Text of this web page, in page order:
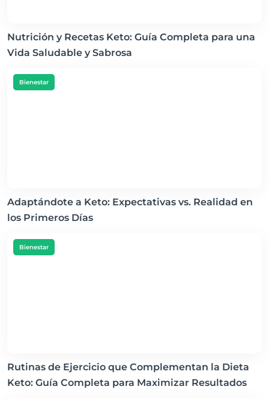
Nutrición y Recetas Keto: Guía Completa para una
Vida Saludable y Sabrosa
Bienestar
Adaptándote a Keto: Expectativas vs. Realidad en
los Primeros Días
Bienestar
Rutinas de Ejercicio que Complementan la Dieta
Keto: Guía Completa para Maximizar Resultados